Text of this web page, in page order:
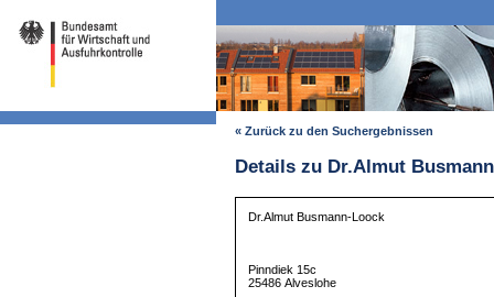
« Zurück zu den Suchergebnissen
Details zu Dr.Almut
Dr.Almut Busmann-Loock
Pinndiek 15c
25486 Alveslohe